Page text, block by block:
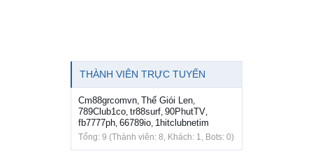
THÀNH VIÊN TRỰC TUYẾN
Cm88grcomvn, Thế Giói Len,
789Club1co, tr88surf, 90PhutTV,
fb7777ph, 66789io, 1hitclubnetim
Tổng: 9 (Thành viên: 8, Khách: 1, Bots: 0)